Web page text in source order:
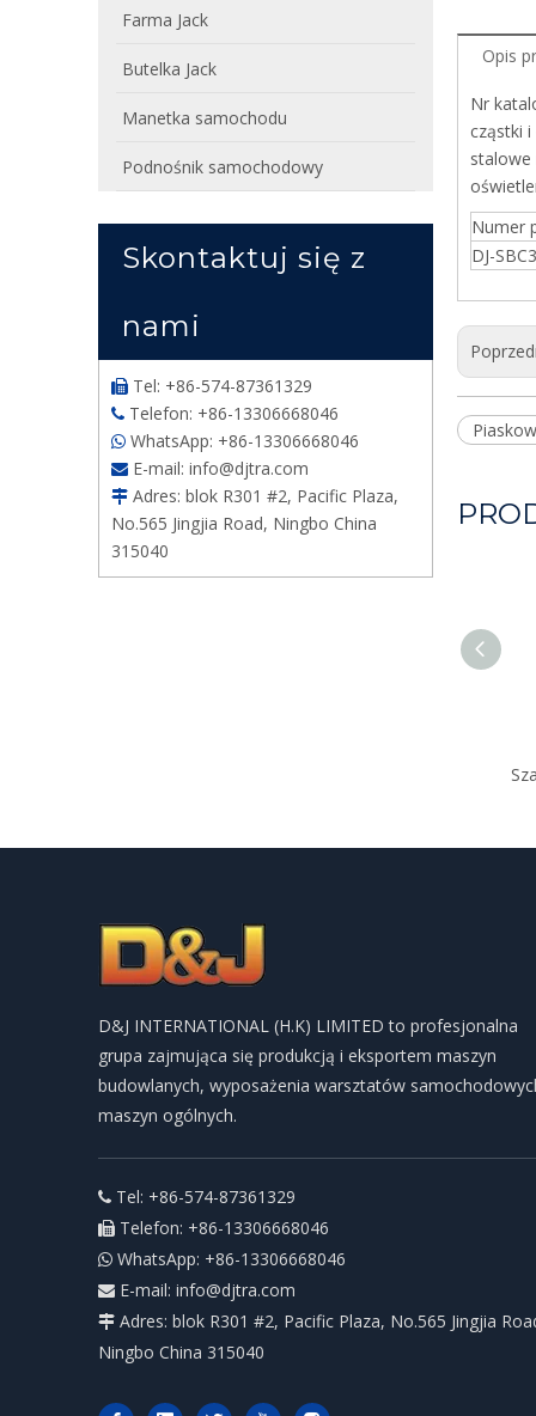
Farma Jack
Butelka Jack
Manetka samochodu
Podnośnik samochodowy
Skontaktuj się z
nami
 Tel: +86-574-87361329
 Telefon: +86-13306668046
 WhatsApp: +86-13306668046
 E-mail: info@djtra.com
 Adres: blok R301 #2, Pacific Plaza,
No.565 Jingjia Road, Ningbo China
315040
Opis
Nr
cząstki
stalowe
Numer
DJ-
D&J INTERNATIONAL (H.K) LIMITED to profesjonalna
grupa zajmująca się produkcją i eksportem maszyn
budowlanych, wyposażenia warsztatów
maszyn ogólnych.
 Tel: +86-574-87361329
 Telefon: +86-13306668046
 WhatsApp: +86-13306668046
 E-mail: info@djtra.com
 Adres: blok R301 #2, Pacific Plaza, No.565 Jingjia
Ningbo China 315040